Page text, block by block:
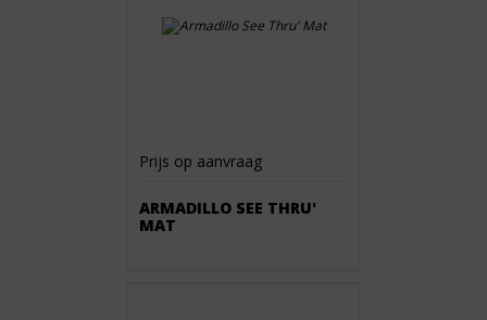
Prijs op aanvraag
ARMADILLO SEE THRU'
MAT